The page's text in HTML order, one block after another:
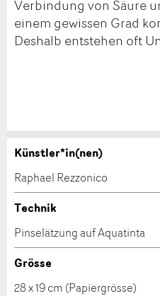
Verbindung von Säure
einem gewissen Grad
Deshalb entstehen oft
Werk kaufen
Nehmen Sie mit diesem
kaufen.
Anzeige
Ihr Feedback wird sehr
Allgemeines Feedback
Anzeige nicht mehr
Anzeige unvollständig
Künstler*in(nen)
Raphael Rezzonico
Technik
Pinselätzung auf Aquatinta
Grösse
28 x 19 cm (Papiergrösse)